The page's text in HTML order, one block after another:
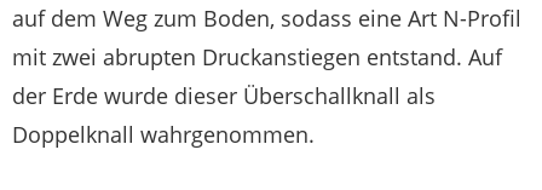
auf dem Weg zum Boden, sodass eine Art N-Profil
mit zwei abrupten Druckanstiegen entstand. Auf
der Erde wurde dieser Überschallknall als
Doppelknall wahrgenommen.